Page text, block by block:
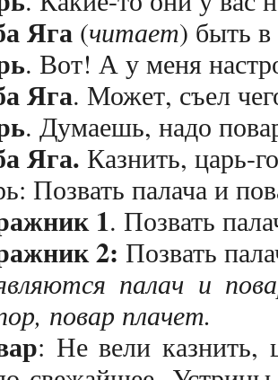
Яга (читает) быть
. Вот! А у меня
Яга. Может, съел
. Думаешь, надо
Яга. Казнить, царь-
Позвать палача и
1. Позвать
2: Позвать
палач и
повар плачет.
: Не вели казнить,